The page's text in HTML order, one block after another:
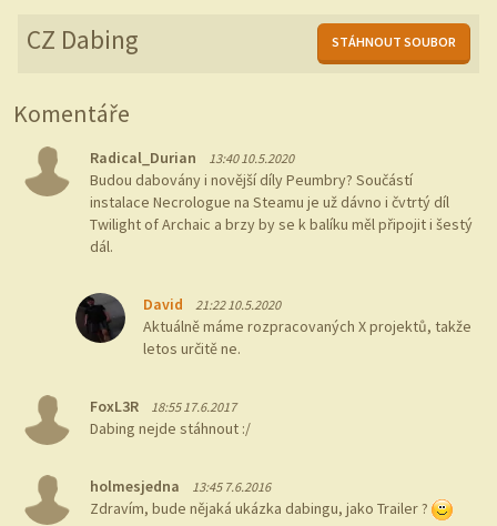
CZ Dabing STÁHNOUT SOUBOR
Komentáře
Radical_Durian 13:40 10.5.2020
Budou dabovány i novější díly Peumbry? Součástí
instalace Necrologue na Steamu je už dávno i čvtrtý díl
Twilight of Archaic a brzy by se k balíku měl připojit i šestý
dál.
David 21:22 10.5.2020
Aktuálně máme rozpracovaných X projektů, takže
letos určitě ne.
FoxL3R 18:55 17.6.2017
Dabing nejde stáhnout :/
holmesjedna 13:45 7.6.2016
Zdravím, bude nějaká ukázka dabingu, jako Trailer ?